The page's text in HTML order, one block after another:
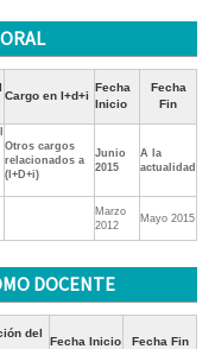
Cargo en I+d+i
Fecha
Inicio
Fecha
Fin
Otros cargos
relacionados a
(I+D+i)
Junio
2015
A la
actualidad
Marzo
2012
Mayo 2015
DOCENTE
del
Fecha Inicio Fecha Fin